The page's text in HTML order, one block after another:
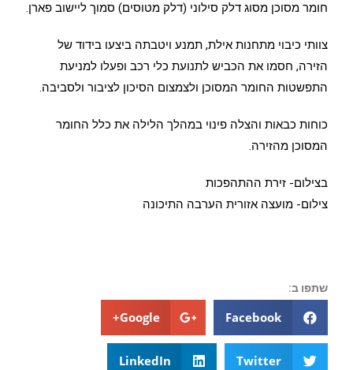
חומר מסוכן מסוג דלק סילוני (דלק מטוסים) סמוך ליישוב פארן.
צוותי כיבוי מתחנות אילת, תמנע ויטבתה ביצעו בידוד של
הזירה, חסמו את הכביש לתנועת כלי רכב ופעלו למניעת
התפשטות החומר המסוכן ולצמצום הסיכון לציבור ולסביבה.
כוחות כבאות והצלה פינוי במהלך הלילה את כלל החומר
המסוכן מהזירה.
בצילום- זירת ההתהפכות
צילום- מועצה אזורית הערבה התיכונה
שתפו ב:
Facebook
Google+
Twitter
LinkedIn